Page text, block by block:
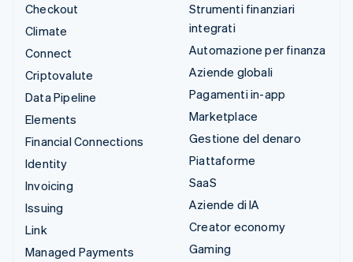
Checkout
Climate
Connect
Criptovalute
Data Pipeline
Elements
Financial Connections
Identity
Invoicing
Issuing
Link
Managed Payments
Strumenti finanziari
integrati
Automazione per finanza
Aziende globali
Pagamenti in-app
Marketplace
Gestione del denaro
Piattaforme
SaaS
Aziende di IA
Creator economy
Gaming